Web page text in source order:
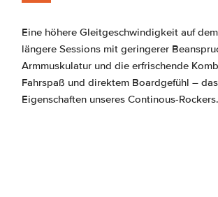
Eine höhere Gleitgeschwindigkeit auf dem
längere Sessions mit geringerer
Armmuskulatur und die erfrischende
Fahrspaß und direktem Boardgefühl –
Eigenschaften unseres Continous-Rockers.